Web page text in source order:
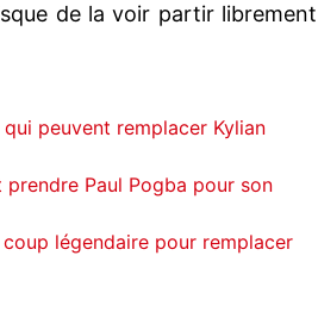
de la voir partir librement
peuvent remplacer Kylian
Paul Pogba pour son
légendaire pour remplacer